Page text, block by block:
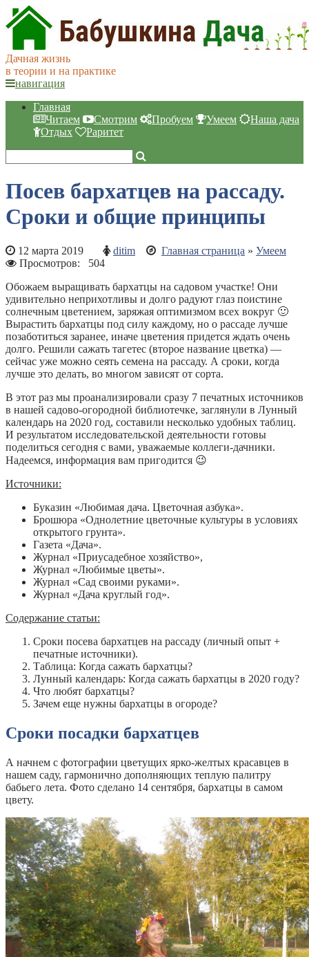
Дачная жизнь
в теории и на практике
навигация
Главная
Читаем
Смотрим Пробуем Умеем
Наша дача
Отдых
Раритет
Посев бархатцев на рассаду.
Сроки и общие принципы
12 марта 2019 ditim Главная страница » Умеем
Просмотров: 504
Обожаем выращивать бархатцы на садовом участке! Они
удивительно неприхотливы и долго радуют глаз поистине
солнечным цветением, заряжая оптимизмом всех вокруг 🙂
Вырастить бархатцы под силу каждому, но о рассаде лучше
позаботиться заранее, иначе цветения придется ждать очень
долго. Решили сажать тагетес (второе название цветка) —
сейчас уже можно сеять семена на рассаду. А сроки, когда
лучше это делать, во многом зависят от сорта.
В этот раз мы проанализировали сразу 7 печатных источников
в нашей садово-огородной библиотечке, заглянули в Лунный
календарь на 2020 год, составили несколько удобных таблиц.
И результатом исследовательской деятельности готовы
поделиться сегодня с вами, уважаемые коллеги-дачники.
Надеемся, информация вам пригодится 😉
Источники:
Буказин «Любимая дача. Цветочная азбука».
Брошюра «Однолетние цветочные культуры в условиях
открытого грунта».
Газета «Дача».
Журнал «Приусадебное хозяйство»,
Журнал «Любимые цветы».
Журнал «Сад своими руками».
Журнал «Дача круглый год».
Содержание статьи:
Сроки посева бархатцев на рассаду (личный опыт +
печатные источники).
Таблица: Когда сажать бархатцы?
Лунный календарь: Когда сажать бархатцы в 2020 году?
Что любят бархатцы?
Зачем еще нужны бархатцы в огороде?
Сроки посадки бархатцев
А начнем с фотографии цветущих ярко-желтых красавцев в
нашем саду, гармонично дополняющих теплую палитру
бабьего лета. Фото сделано 14 сентября, бархатцы в самом
цвету.